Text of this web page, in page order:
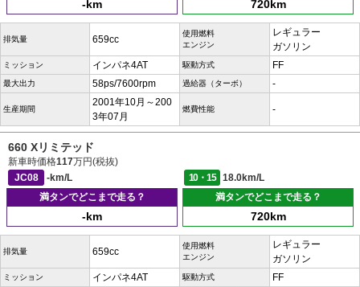
-km 720km
排気量 659cc
使用燃料
エンジン
レギュラー
ガソリン
ミッション インパネ4AT 駆動方式 FF
最大出力 58ps/7600rpm 過給器（ターボ） -
生産期間
2001年10月～200
3年07月
燃費性能 -
660 Xリミテッド
新車時価格117万円(税抜)
JC08
-km/L 10・15
18.0km/L
満タンでどこまで走る？
-km
満タンでどこまで走る？
720km
排気量 659cc
使用燃料
エンジン
レギュラー
ガソリン
ミッション インパネ4AT 駆動方式 FF